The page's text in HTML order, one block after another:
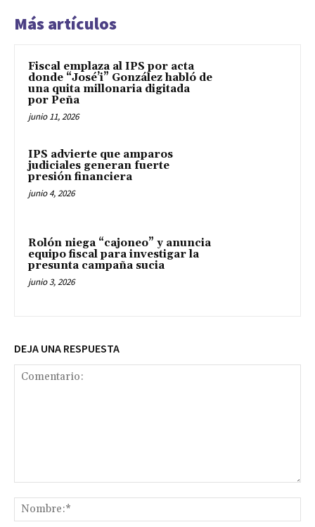
Más artículos
Fiscal emplaza al IPS por acta
donde “José’i” González habló de
una quita millonaria digitada
por Peña
junio 11, 2026
IPS advierte que amparos
judiciales generan fuerte
presión financiera
junio 4, 2026
Rolón niega “cajoneo” y anuncia
equipo fiscal para investigar la
presunta campaña sucia
junio 3, 2026
DEJA UNA RESPUESTA